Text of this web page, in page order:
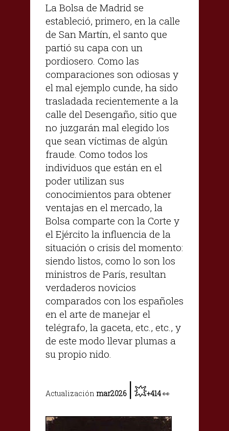
La Bolsa de Madrid se
estableció, primero, en la calle
de San Martín, el santo que
partió su capa con un
pordiosero. Como las
comparaciones son odiosas y
el mal ejemplo cunde, ha sido
trasladada recientemente a la
calle del Desengaño, sitio que
no juzgarán mal elegido los
que sean víctimas de algún
fraude. Como todos los
individuos que están en el
poder utilizan sus
conocimientos para obtener
ventajas en el mercado, la
Bolsa comparte con la Corte y
el Ejército la influencia de la
situación o crisis del momento:
siendo listos, como lo son los
ministros de París, resultan
verdaderos novicios
comparados con los españoles
en el arte de manejar el
telégrafo, la gaceta, etc., etc., y
de este modo llevar plumas a
su propio nido.
Actualización mar2026 |💥+414👀